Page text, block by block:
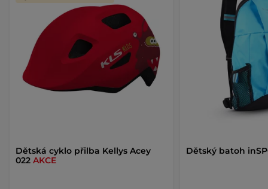
Dětská cyklo přilba Kellys Acey
022 AKCE
Dětský batoh